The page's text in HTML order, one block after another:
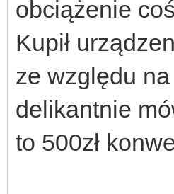
obciążenie
Kupił
ze względu
delikantnie
to 500zł